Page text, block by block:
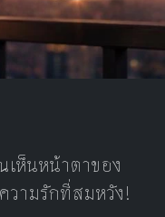
ห็นหน้าตาของ
วามรักที่สมหวัง!